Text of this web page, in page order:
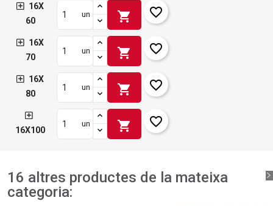
16X
60
un shopping_cart favorite_border
16X
70
un shopping_cart favorite_border
16X
80
un shopping_cart favorite_border
16X100
un shopping_cart favorite_border
16 altres productes de la mateixa
categoria: